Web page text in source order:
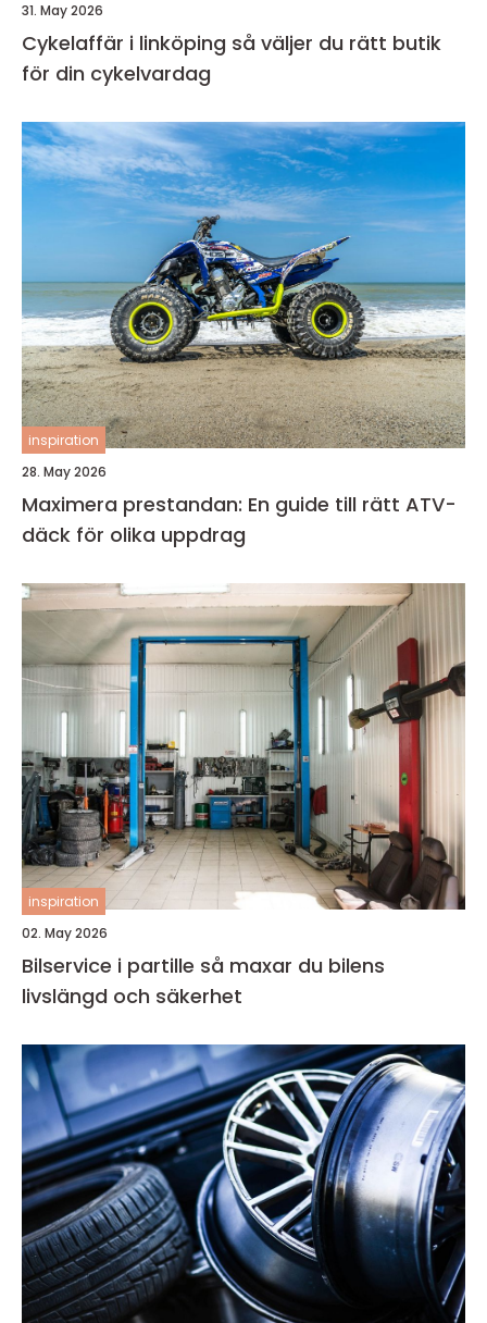
31. May 2026
Cykelaffär i linköping så väljer du rätt butik
för din cykelvardag
inspiration
28. May 2026
Maximera prestandan: En guide till rätt ATV-
däck för olika uppdrag
inspiration
02. May 2026
Bilservice i partille så maxar du bilens
livslängd och säkerhet